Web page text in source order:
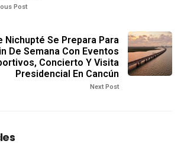
Post
Nichupté Se Prepara Para
De Semana Con Eventos
Concierto Y Visita
Presidencial En Cancún
Next Post